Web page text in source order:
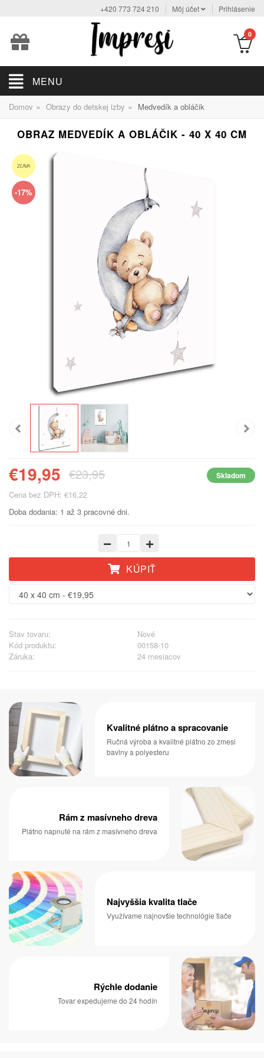
+420 773 724 210 Môj účet Prihlásenie
0
MENU
Domov » Obrazy do detskej izby » Medvedík a obláčik
OBRAZ MEDVEDÍK A OBLÁČIK - 40 X 40 CM
ZĽAVA
-17%
€19,95 €23,95 Skladom
Cena bez DPH: €16,22
Doba dodania: 1 až 3 pracovné dni.
KÚPIŤ
Stav tovaru:
Nové
Kód produktu:
00158-10
Záruka:
24 mesiacov
Kvalitné plátno a spracovanie
Ručná výroba a kvalitné plátno zo zmesi
bavlny a polyesteru
Rám z masívneho dreva
Plátno napnuté na rám z masívneho dreva
Najvyššia kvalita tlače
Využívame najnovšie technológie tlače
Rýchle dodanie
Tovar expedujeme do 24 hodín